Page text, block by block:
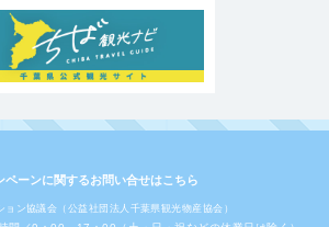
ペーンに関するお問い合せはこちら
ョン協議会（公益社団法人千葉県観光物産協会）